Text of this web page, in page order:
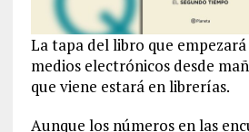
La tapa del libro que
medios electrónicos desde
que viene estará en librerías.
Aunque los números en las